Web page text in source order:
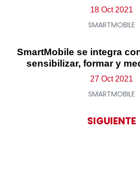
18 Oct 2021
SMARTMOBILE
SmartMobile se integra
sensibilizar, formar y
27 Oct 2021
SMARTMOBILE
SIGUIENTE